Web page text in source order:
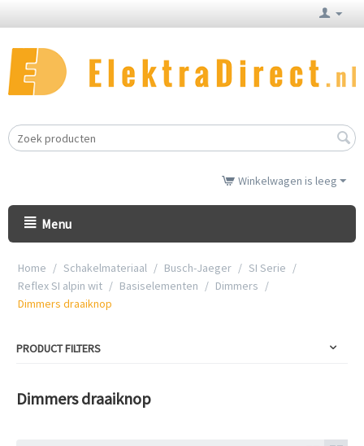
Winkelwagen is leeg
Menu
Home / Schakelmateriaal / Busch-Jaeger / SI Serie /
Reflex SI alpin wit / Basiselementen / Dimmers /
Dimmers draaiknop
PRODUCT FILTERS
Dimmers draaiknop